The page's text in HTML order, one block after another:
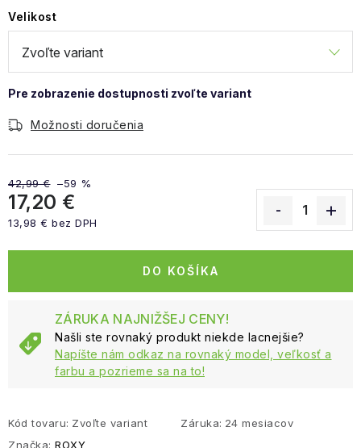
Velikost
Možnosti doručenia
42,99 € –59 %
17,20 €
13,98 € bez DPH
DO KOŠÍKA
ZÁRUKA NAJNIŽŠEJ CENY!
Našli ste rovnaký produkt niekde lacnejšie?
Napíšte nám odkaz na rovnaký model, veľkosť a
farbu a pozrieme sa na to!
Kód tovaru: Zvoľte variant Záruka: 24 mesiacov
Značka: ROXY